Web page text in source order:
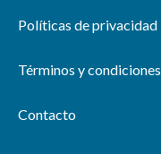
Políticas de privacidad
Términos y condiciones
Contacto